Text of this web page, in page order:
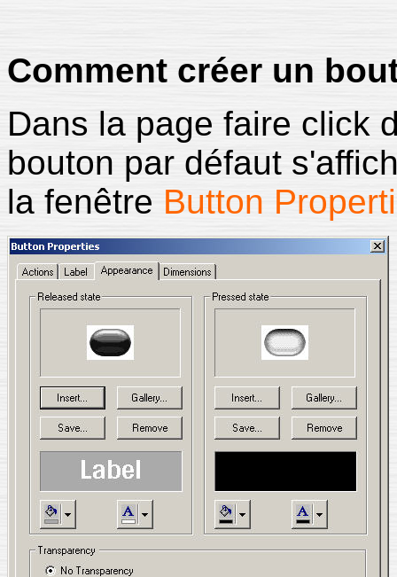
Comment créer un
Dans la page faire click
bouton par défaut
la fenêtre Button